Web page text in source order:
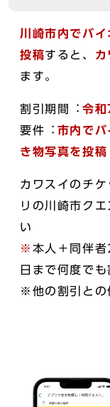
川崎市内でバ
投稿すると、 カ
ます。
割引期間︓ 令
要件︓ 市内で
き物写真を投稿
カワスイのチ
リの川崎市ク
い
※ 本人＋同伴
日まで何度で
※他の割引との